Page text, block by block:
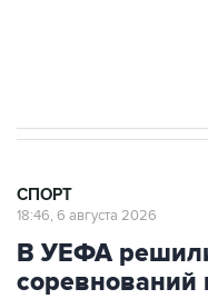
СПОРТ
18:46, 6 августа 2026
В УЕФА